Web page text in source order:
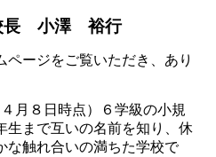
長 小澤 裕行
ージをご覧いただき、あり
月８日時点）６学級の小規
生まで互いの名前を知り、休
触れ合いの満ちた学校で